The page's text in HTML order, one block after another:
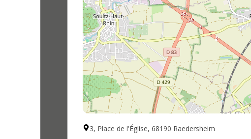
3, Place de l'Église, 68190 Raedersheim